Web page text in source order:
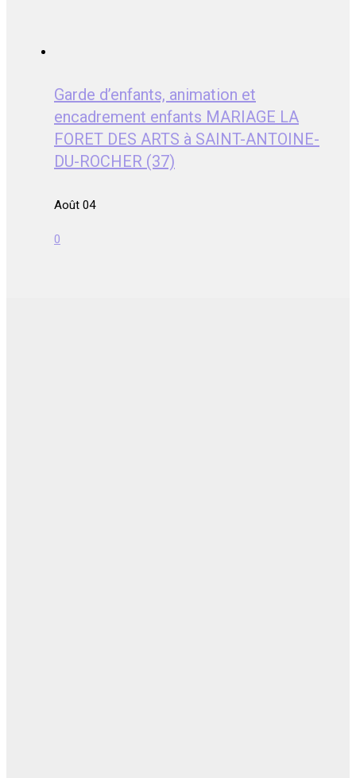
Garde d’enfants, animation et
encadrement enfants MARIAGE LA
FORET DES ARTS à SAINT-ANTOINE-
DU-ROCHER (37)
Août 04
0